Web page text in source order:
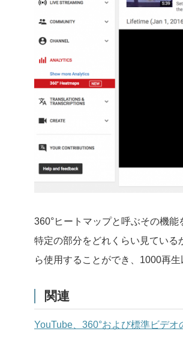
360°ヒートマップと呼ぶその機
特定の部分をどれくらい見てい
ら使用することができ、1000再生
関連
YouTube、360°および標準ビデ